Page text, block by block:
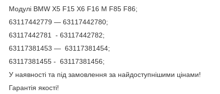
Модулі BMW X5 F15 X6 F16 M F85 F86;
63117442779 — 63117442780;
63117442781 - 63117442782;
63117381453 — 63117381454;
63117381455 - 63117381456;
У наявності та під замовлення за найдоступнішими цінами!
Гарантія якості!